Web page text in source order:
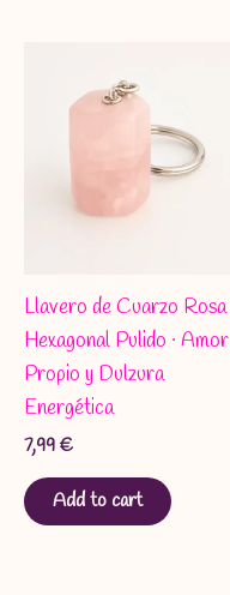
Llavero de Cuarzo Rosa
Hexagonal Pulido · Amor
Propio y Dulzura
Energética
7,99 €
Add to cart